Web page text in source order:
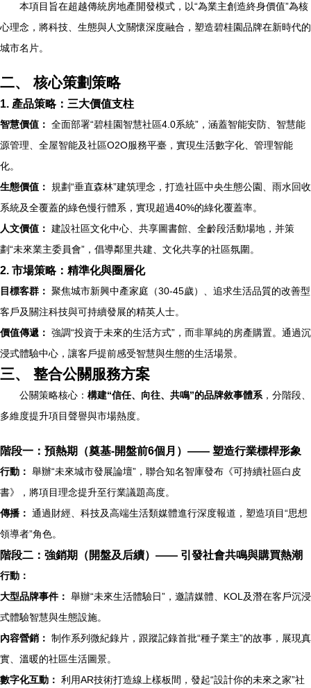
本項目旨在超越傳統房地產開發模式，以“為業主創造終身價值”為核
心理念，將科技、生態與人文關懷深度融合，塑造碧桂園品牌在新時代的
城市名片。
二、 核心策劃策略
1. 產品策略：三大價值支柱
智慧價值： 全面部署“碧桂園智慧社區4.0系統”，涵蓋智能安防、智慧能
源管理、全屋智能及社區O2O服務平臺，實現生活數字化、管理智能
化。
生態價值： 規劃“垂直森林”建筑理念，打造社區中央生態公園、雨水回收
系統及全覆蓋的綠色慢行體系，實現超過40%的綠化覆蓋率。
人文價值： 建設社區文化中心、共享圖書館、全齡段活動場地，并策
劃“未來業主委員會”，倡導鄰里共建、文化共享的社區氛圍。
2. 市場策略：精準化與圈層化
目標客群： 聚焦城市新興中產家庭（30-45歲）、追求生活品質的改善型
客戶及關注科技與可持續發展的精英人士。
價值傳遞： 強調“投資于未來的生活方式”，而非單純的房產購置。通過沉
浸式體驗中心，讓客戶提前感受智慧與生態的生活場景。
三、 整合公關服務方案
公關策略核心： 構建“信任、向往、共鳴”的品牌敘事體系，分階段、
多維度提升項目聲譽與市場熱度。
階段一：預熱期（奠基-開盤前6個月）—— 塑造行業標桿形象
行動： 舉辦“未來城市發展論壇”，聯合知名智庫發布《可持續社區白皮
書》，將項目理念提升至行業議題高度。
傳播： 通過財經、科技及高端生活類媒體進行深度報道，塑造項目“思想
領導者”角色。
階段二：強銷期（開盤及后續）—— 引發社會共鳴與購買熱潮
行動：
大型品牌事件： 舉辦“未來生活體驗日”，邀請媒體、KOL及潛在客戶沉浸
式體驗智慧與生態設施。
內容營銷： 制作系列微紀錄片，跟蹤記錄首批“種子業主”的故事，展現真
實、溫暖的社區生活圖景。
數字化互動： 利用AR技術打造線上樣板間，發起“設計你的未來之家”社